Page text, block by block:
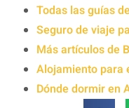
Todas las guías
Seguro de viaje
Más artículos de
Alojamiento para
Dónde dormir en